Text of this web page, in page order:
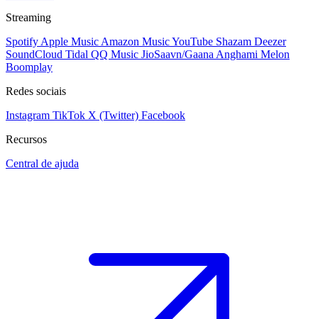
Streaming
Spotify Apple Music Amazon MusicYouTube Shazam Deezer
SoundCloud Tidal QQ Music JioSaavn/Gaana Anghami Melon
Boomplay
Redes sociais
Instagram TikTok X (Twitter) Facebook
Recursos
Central de ajuda